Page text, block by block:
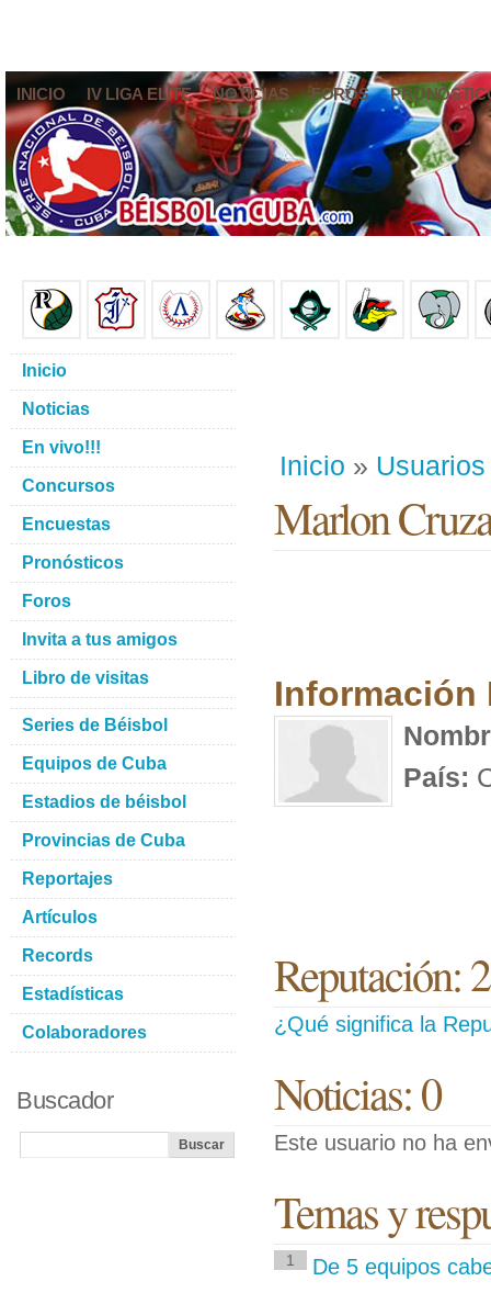
INICIO IV LIGA ELITE NOTICIAS FOROS
Inicio » Usuarios
Marlon
Información
País:
Reputación:
¿Qué significa la
Noticias: 0
Este usuario no ha
Temas y
1 De 5 equipos
Inicio
Noticias
En vivo!!!
Concursos
Encuestas
Pronósticos
Foros
Invita a tus amigos
Libro de visitas
Series de Béisbol
Equipos de Cuba
Estadios de béisbol
Provincias de Cuba
Reportajes
Artículos
Records
Estadísticas
Colaboradores
Buscador